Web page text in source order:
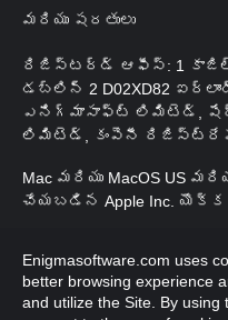
మరియు షరతులు
రిజిస్టర్డ్ ఆఫీస్: 1 కాజిల్
డబ్లిన్ 2 D02XD82
ఎనిగ్మాసాఫ్ట్ లిమిటెడ్,
లిమిటెడ్, కంపెనీ
Mac మరియు MacOS US
చేయబడిన Apple Inc.
కాపీరైట్ 2016-2026.
ప్రత్యేకించుకోవడమైనది.
Enigmasoftware.com uses
better browsing experience
and utilize the Site. By using